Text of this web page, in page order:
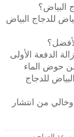
للدجاج البياض
الدفعة الأولى
حوض الماء
للدجاج
من انتشار